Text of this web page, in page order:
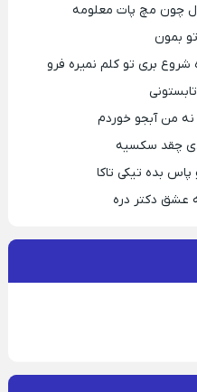
چون مچ پات معلومه
بمون
بری تو کلم نمیره فرو
من آبجو خوردم
چقد سکسیه
پاس بده تیکی تاکا
عشق دکتر دره